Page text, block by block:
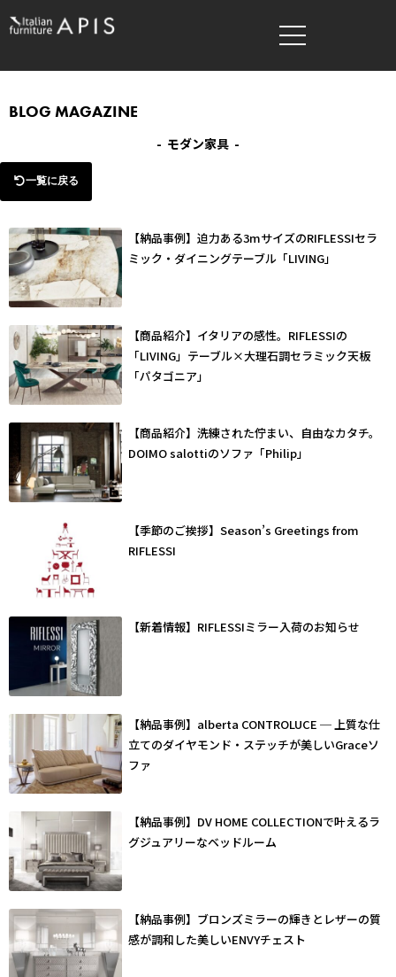
内
容
キ
プ
BLOG MAGAZINE
- モダン家具 -
一覧に戻る
【納品事例】迫力ある3mサイズのRIFLESSIセラ
ミック・ダイニングテーブル「LIVING」
【商品紹介】イタリアの感性。RIFLESSIの
「LIVING」テーブル×大理石調セラミック天板
「パタゴニア」
【商品紹介】洗練された佇まい、自由なカタチ。
DOIMO salottiのソファ「Philip」
【季節のご挨拶】Season’s Greetings from
RIFLESSI
【新着情報】RIFLESSIミラー入荷のお知らせ
【納品事例】alberta CONTROLUCE ─ 上質な仕
立てのダイヤモンド・ステッチが美しいGraceソ
ファ
【納品事例】DV HOME COLLECTIONで叶えるラ
グジュアリーなベッドルーム
【納品事例】ブロンズミラーの輝きとレザーの質
感が調和した美しいENVYチェスト
ペ
ー
ペ
ー